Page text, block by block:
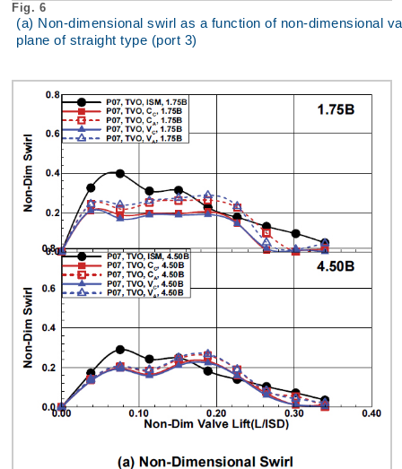
Fig. 6
(a) Non-dimensional swirl as a function of non-dimensional
plane of straight type (port 3)